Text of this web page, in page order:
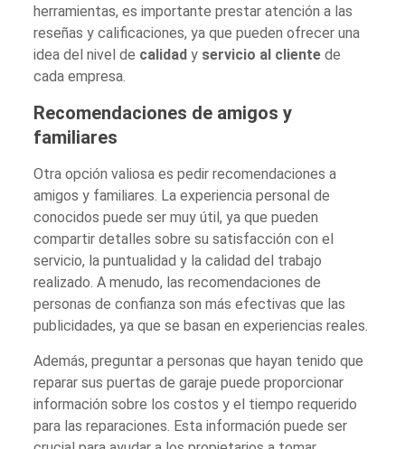
herramientas, es importante prestar atención a las
reseñas y calificaciones, ya que pueden ofrecer una
idea del nivel de calidad y servicio al cliente de
cada empresa.
Recomendaciones de amigos y
familiares
Otra opción valiosa es pedir recomendaciones a
amigos y familiares. La experiencia personal de
conocidos puede ser muy útil, ya que pueden
compartir detalles sobre su satisfacción con el
servicio, la puntualidad y la calidad del trabajo
realizado. A menudo, las recomendaciones de
personas de confianza son más efectivas que las
publicidades, ya que se basan en experiencias reales.
Además, preguntar a personas que hayan tenido que
reparar sus puertas de garaje puede proporcionar
información sobre los costos y el tiempo requerido
para las reparaciones. Esta información puede ser